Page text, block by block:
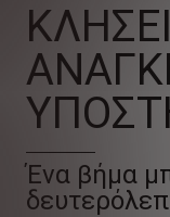
Ένα βήμα